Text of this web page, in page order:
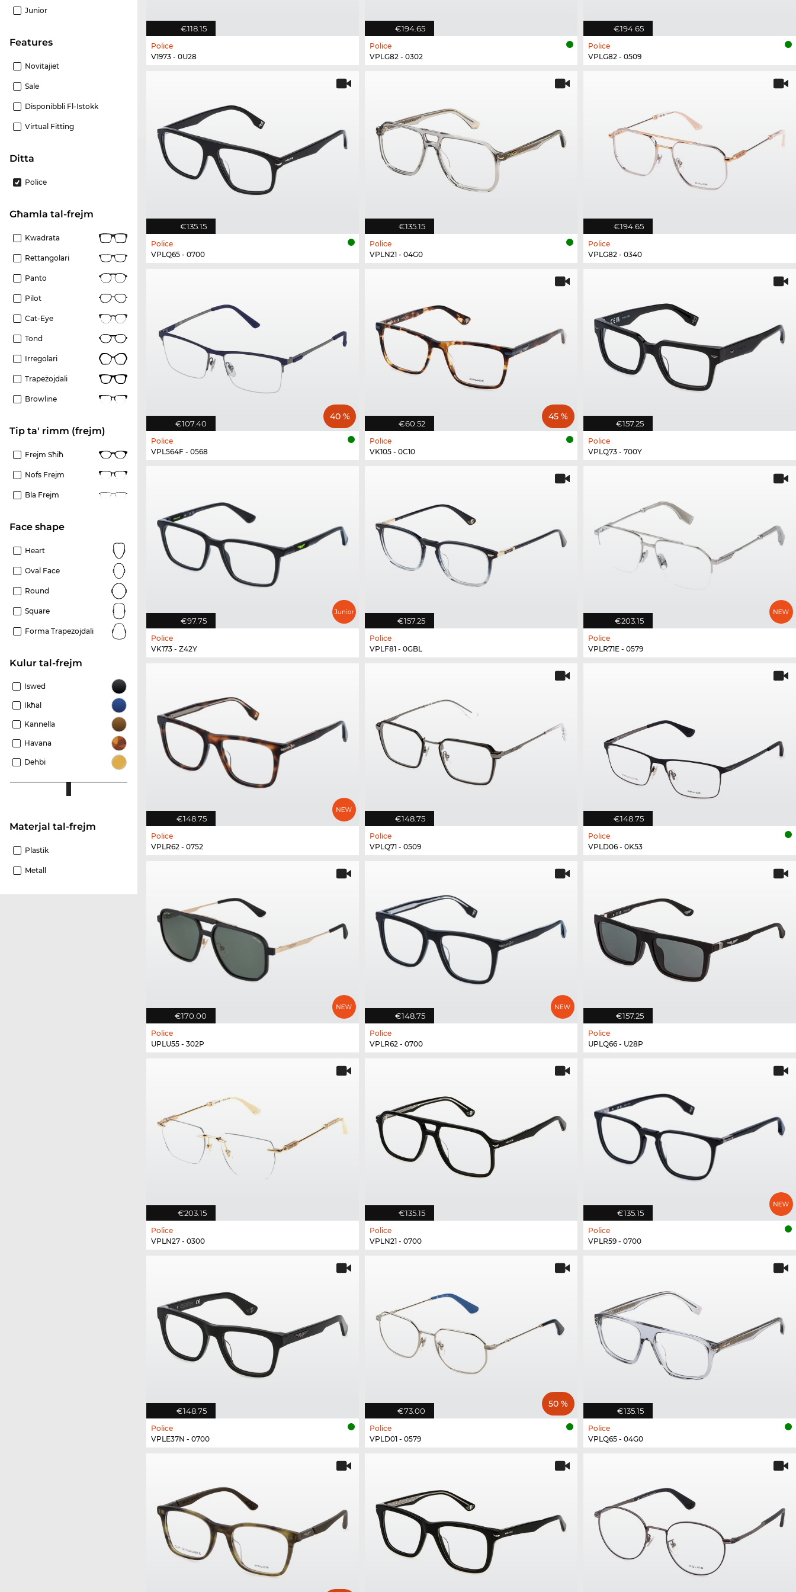
Junior
Features
Novitajiet
Sale
Disponibbli Fl-Istokk
Virtual Fitting
Ditta
Police
Għamla tal-frejm
Kwadrata
Rettangolari
Panto
Pilot
Cat-Eye
Tond
Irregolari
Trapeżojdali
Browline
Tip ta' rimm (frejm)
Frejm Sħiħ
Nofs Frejm
Bla Frejm
Face shape
Heart
Oval Face
Round
Square
Forma Trapezojdali
Kulur tal-frejm
Iswed
Ikħal
Kannella
Havana
Dehbi
Materjal tal-frejm
Plastik
Metall
€118.15
Police
V1973 - 0U28
€194.65
Police
VPLG82 - 0302
€194.65
Police
VPLG82 - 0509
€135.15
Police
VPLQ65 - 0700
€135.15
Police
VPLN21 - 04G0
€194.65
Police
VPLG82 - 0340
€107.40
40 %
Police
VPL564F - 0568
€60.52
45 %
Police
VK105 - 0C10
€157.25
Police
VPLQ73 - 700Y
€97.75
Police
VK173 - Z42Y
€157.25
Police
VPLF81 - 0GBL
€203.15
Police
VPLR71E - 0579
€148.75
Police
VPLR62 - 0752
€148.75
Police
VPLQ71 - 0509
€148.75
Police
VPLD06 - 0K53
€170.00
Police
UPLU55 - 302P
€148.75
Police
VPLR62 - 0700
€157.25
Police
UPLQ66 - U28P
€203.15
Police
VPLN27 - 0300
€135.15
Police
VPLN21 - 0700
€135.15
Police
VPLR59 - 0700
€148.75
Police
VPLE37N - 0700
€73.00
50 %
Police
VPLD01 - 0579
€135.15
Police
VPLQ65 - 04G0